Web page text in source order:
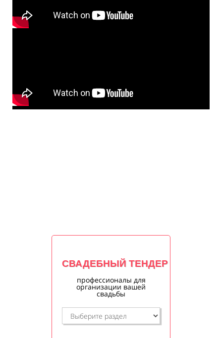
СВАДЕБНЫЙ ТЕНДЕР
профессионалы для
организации вашей
свадьбы